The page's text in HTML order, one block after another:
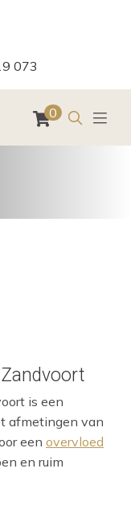
073
0 Zoeken
is een
afmetingen van
een overvloed
en ruim